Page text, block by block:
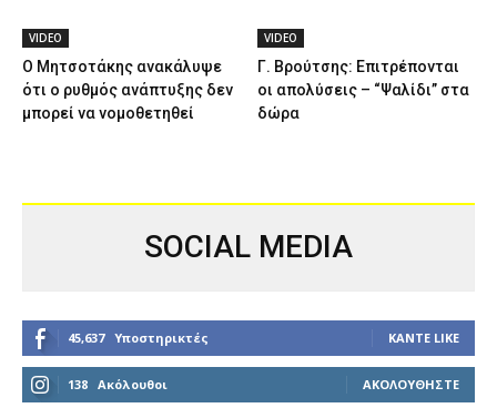
VIDEO
Ο Μητσοτάκης ανακάλυψε
ότι ο ρυθμός ανάπτυξης δεν
μπορεί να νομοθετηθεί
VIDEO
Γ. Βρούτσης: Επιτρέπονται
οι απολύσεις – “Ψαλίδι” στα
δώρα
SOCIAL MEDIA
45,637 Υποστηρικτές ΚΆΝΤΕ LIKE
138 Ακόλουθοι ΑΚΟΛΟΥΘΉΣΤΕ